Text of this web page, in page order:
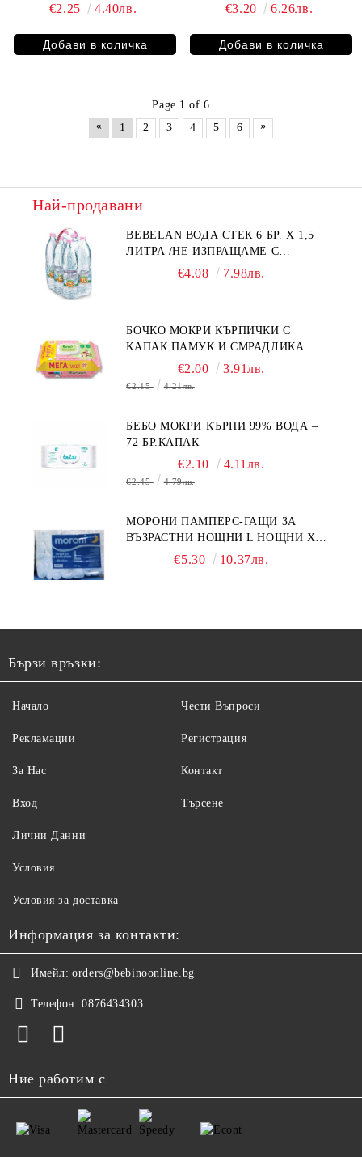
€2.25
4.40лв.
€3.20
6.26лв.
Page 1 of 6
«
1 2 3 4 5 6 »
Най-продавани
BEBELAN ВОДА СТЕК 6 БР. Х 1,5
ЛИТРА /НЕ ИЗПРАЩАМЕ С
€4.08 7.98лв.
БОЧКО МОКРИ КЪРПИЧКИ С
КАПАК ПАМУК И СМРАДЛИКА
€2.00 3.91лв.
€2.15 4.21лв.
БЕБО МОКРИ КЪРПИ 99% ВОДА –
72 БР.КАПАК
€2.10 4.11лв.
€2.45 4.79лв.
МОРОНИ ПАМПЕРС-ГАЩИ ЗА
ВЪЗРАСТНИ НОЩНИ L НОЩНИ X
€5.30 10.37лв.
Бързи връзки:
Начало
Рекламации
За Нас
Вход
Чести Въпроси
Регистрация
Контакт
Търсене
Лични Данни
Условия
Условия за доставка
Информация за контакти:
Имейл: orders@bebinoonline.bg
Телефон: 0876434303
Ние работим с